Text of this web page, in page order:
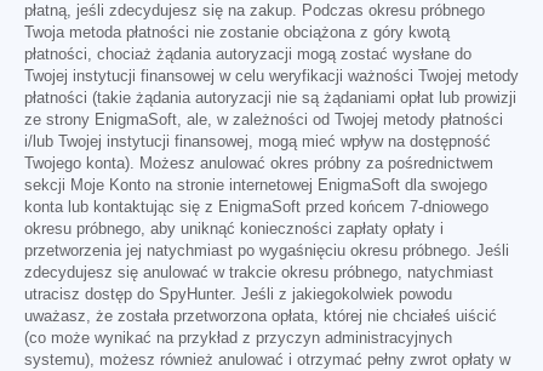
płatną, jeśli zdecydujesz się na zakup. Podczas okresu próbnego
Twoja metoda płatności nie zostanie obciążona z góry kwotą
płatności, chociaż żądania autoryzacji mogą zostać wysłane do
Twojej instytucji finansowej w celu weryfikacji ważności Twojej metody
płatności (takie żądania autoryzacji nie są żądaniami opłat lub prowizji
ze strony EnigmaSoft, ale, w zależności od Twojej metody płatności
i/lub Twojej instytucji finansowej, mogą mieć wpływ na dostępność
Twojego konta). Możesz anulować okres próbny za pośrednictwem
sekcji Moje Konto na stronie internetowej EnigmaSoft dla swojego
konta lub kontaktując się z EnigmaSoft przed końcem 7-dniowego
okresu próbnego, aby uniknąć konieczności zapłaty opłaty i
przetworzenia jej natychmiast po wygaśnięciu okresu próbnego. Jeśli
zdecydujesz się anulować w trakcie okresu próbnego, natychmiast
utracisz dostęp do SpyHunter. Jeśli z jakiegokolwiek powodu
uważasz, że została przetworzona opłata, której nie chciałeś uiścić
(co może wynikać na przykład z przyczyn administracyjnych
systemu), możesz również anulować i otrzymać pełny zwrot opłaty w